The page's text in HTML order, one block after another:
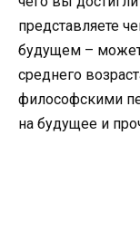
представляете
будущем –
среднего
философскими
на будущее и